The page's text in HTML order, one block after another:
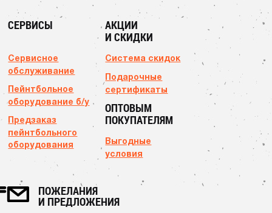
СЕРВИСЫ
Сервисное
обслуживание
Пейнтбольное
оборудование б/у
Предзаказ
пейнтбольного
оборудования
АКЦИИ
И СКИДКИ
Система скидок
Подарочные
сертификаты
ОПТОВЫМ
ПОКУПАТЕЛЯМ
Выгодные
условия
ПОЖЕЛАНИЯ
И ПРЕДЛОЖЕНИЯ